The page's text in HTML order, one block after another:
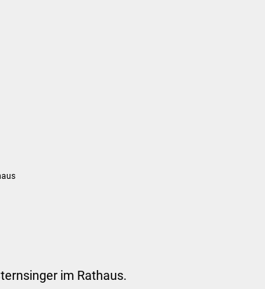
im Rathaus.